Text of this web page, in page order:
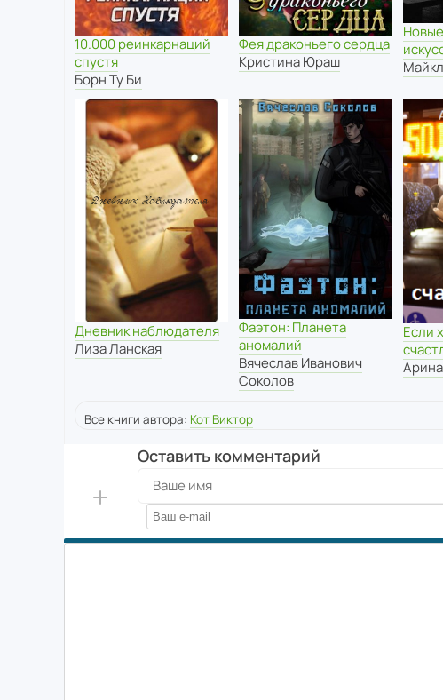
10.000 реинкарнаций
спустя
Борн Ту Би
Фея драконьего сердца
Кристина Юраш
Дневник наблюдателя
Лиза Ланская
Фаэтон: Планета
аномалий
Вячеслав Иванович
Соколов
Если
Все книги автора: Кот Виктор
Оставить комментарий